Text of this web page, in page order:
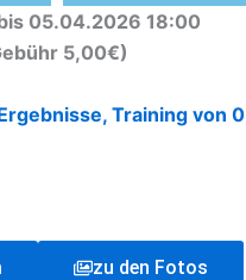
05.04.2026 18:00
5,00€)
Training von 0
zu den Fotos